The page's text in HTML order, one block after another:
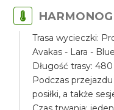
Trasa wycieczki:
Avakas - Lara -
Długość trasy:
Podczas
posiłki, a także